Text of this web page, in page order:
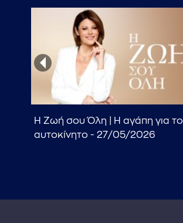
Η Ζωή σου Όλη | Η αγάπη για το
αυτοκίνητο - 27/05/2026